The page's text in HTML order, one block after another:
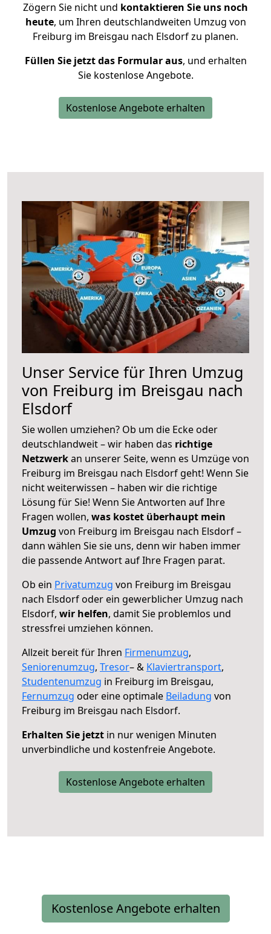
Zögern Sie nicht und kontaktieren Sie uns noch
heute, um Ihren deutschlandweiten Umzug von
Freiburg im Breisgau nach Elsdorf zu planen.
Füllen Sie jetzt das Formular aus, und erhalten
Sie kostenlose Angebote.
Kostenlose Angebote erhalten
Unser Service für Ihren Umzug
von Freiburg im Breisgau nach
Elsdorf
Sie wollen umziehen? Ob um die Ecke oder
deutschlandweit – wir haben das richtige
Netzwerkan unserer Seite, wenn es Umzüge von
Freiburg im Breisgau nach Elsdorf geht! Wenn Sie
nicht weiterwissen – haben wir die richtige
Lösung für Sie! Wenn Sie Antworten auf Ihre
Fragen wollen, was kostet überhaupt mein
Umzug von Freiburg im Breisgau nach Elsdorf –
dann wählen Sie sie uns, denn wir haben immer
die passende Antwort auf Ihre Fragen parat.
Ob ein Privatumzug von Freiburg im Breisgau
nach Elsdorf oder ein gewerblicher Umzug nach
Elsdorf, wir helfen, damit Sie problemlos und
stressfrei umziehen können.
Allzeit bereit für Ihren Firmenumzug,
Seniorenumzug, Tresor– & Klaviertransport,
Studentenumzug in Freiburg im Breisgau,
Fernumzug oder eine optimale Beiladung von
Freiburg im Breisgau nach Elsdorf.
Erhalten Sie jetzt in nur wenigen Minuten
unverbindliche und kostenfreie Angebote.
Kostenlose Angebote erhalten
Kostenlose Angebote erhalten